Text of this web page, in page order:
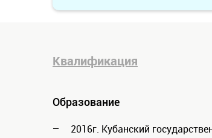
Квалификация
Образование
2016г. Кубанский